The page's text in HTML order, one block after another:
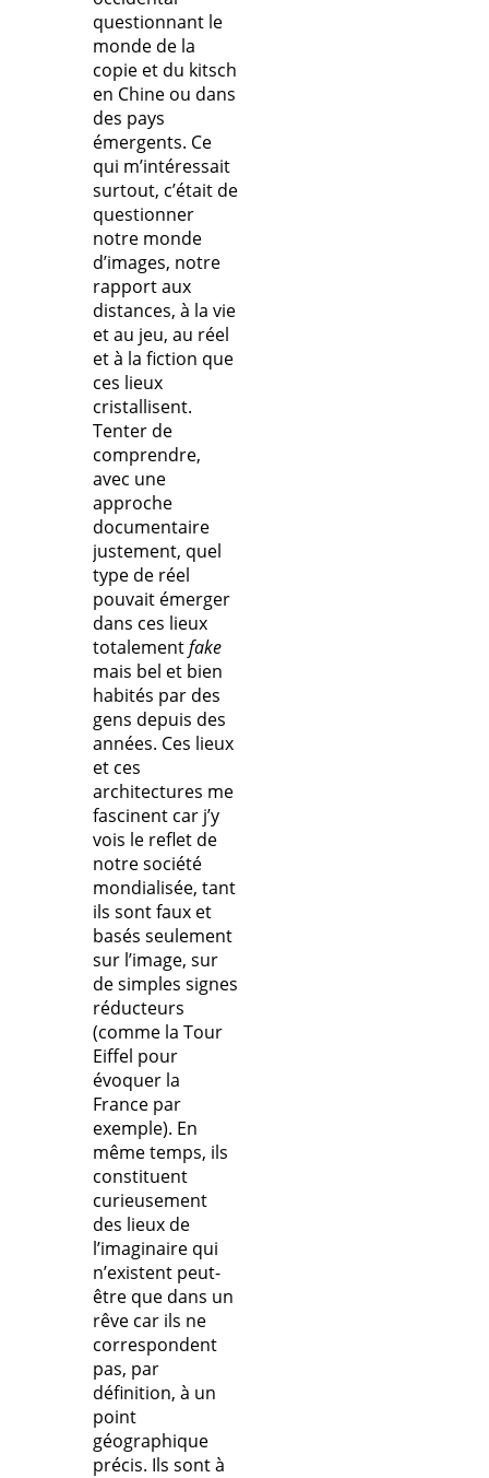
questionnant le
monde de la
copie et du kitsch
en Chine ou dans
des pays
émergents. Ce
qui m’intéressait
surtout, c’était de
questionner
notre monde
d’images, notre
rapport aux
distances, à la vie
et au jeu, au réel
et à la fiction que
ces lieux
cristallisent.
Tenter de
comprendre,
avec une
approche
documentaire
justement, quel
type de réel
pouvait émerger
dans ces lieux
totalementfake
mais bel et bien
habités par des
gens depuis des
années. Ces lieux
et ces
architectures me
fascinent car j’y
vois le reflet de
notre société
mondialisée, tant
ils sont faux et
basés seulement
sur l’image, sur
de simples signes
réducteurs
(comme la Tour
Eiffel pour
évoquer la
France par
exemple). En
même temps, ils
constituent
curieusement
des lieux de
l’imaginaire qui
n’existent peut-
être que dans un
rêve car ils ne
correspondent
pas, par
définition, à un
point
géographique
précis. Ils sont à